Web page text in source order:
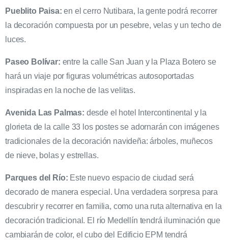
Pueblito Paisa: en el cerro Nutibara, la gente podrá recorrer
la decoración compuesta por un pesebre, velas y un techo de
luces.
Paseo Bolívar: entre la calle San Juan y la Plaza Botero se
hará un viaje por figuras volumétricas autosoportadas
inspiradas en la noche de las velitas.
Avenida Las Palmas: desde el hotel Intercontinental y la
glorieta de la calle 33 los postes se adornarán con imágenes
tradicionales de la decoración navideña: árboles, muñecos
de nieve, bolas y estrellas.
Parques del Río: Este nuevo espacio de ciudad será
decorado de manera especial. Una verdadera sorpresa para
descubrir y recorrer en familia, como una ruta alternativa en la
decoración tradicional. El río Medellín tendrá iluminación que
cambiarán de color, el cubo del Edificio EPM tendrá